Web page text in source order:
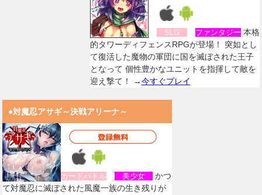
SLG ファンタジー 本格
的タワーディフェンスRPGが登場！ 突如とし
て復活した魔物の軍団に国を滅ぼされた王子
となって 個性豊かなユニットを指揮して敵を
迎え撃て！ →今すぐプレイ
●対魔忍アサギ～決戦アリーナ～
カードバトル 美少女
かつ
て対魔忍に滅ぼされた風魔一族の生き残りが